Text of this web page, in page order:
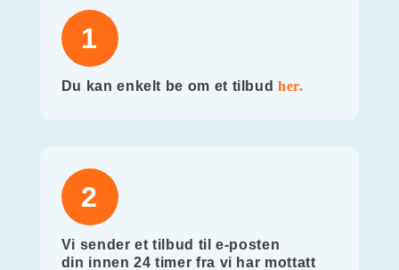
1
Du kan enkelt be om et tilbud her.
2
Vi sender et tilbud til e-posten
din innen 24 timer fra vi har mottatt